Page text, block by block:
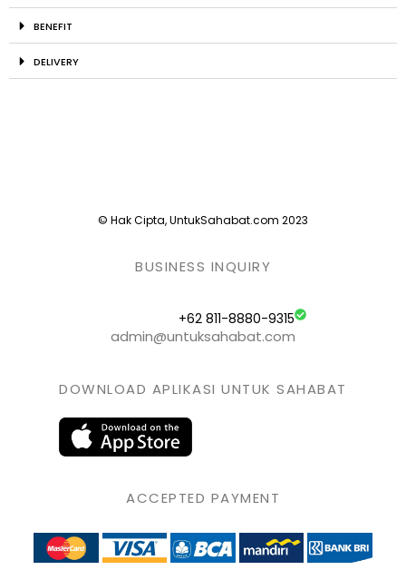
BENEFIT
DELIVERY
© Hak Cipta, UntukSahabat.com 2023
BUSINESS INQUIRY
+62 811-8880-9315
admin@untuksahabat.com
DOWNLOAD APLIKASI UNTUK SAHABAT
ACCEPTED PAYMENT